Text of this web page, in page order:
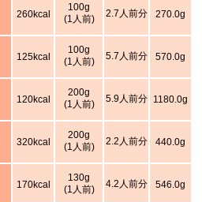
260kcal
100g
(1人前)
2.7人前分 270.0g
125kcal
100g
(1人前)
5.7人前分 570.0g
120kcal
200g
(1人前)
5.9人前分 1180.0g
320kcal
200g
(1人前)
2.2人前分 440.0g
170kcal
130g
(1人前)
4.2人前分 546.0g